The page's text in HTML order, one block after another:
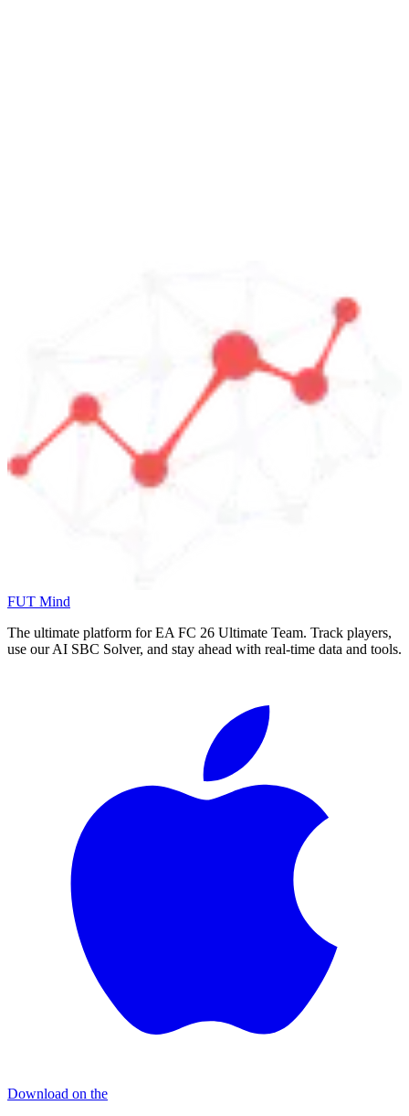
FUT Mind
The ultimate platform for EA FC 26 Ultimate Team. Track players,
use our AI SBC Solver, and stay ahead with real-time data and tools.
Download on the